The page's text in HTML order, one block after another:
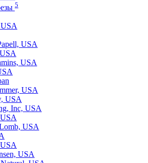
5
USA
USA
USA
USA
Inc, USA
USA
USA